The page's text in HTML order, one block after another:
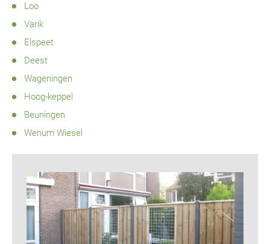
Loo
Varik
Elspeet
Deest
Wageningen
Hoog-keppel
Beuningen
Wenum Wiesel